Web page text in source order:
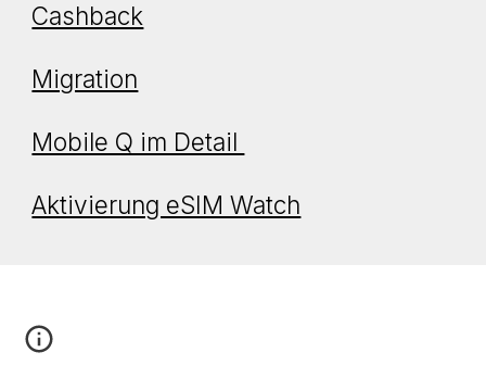
Cashback
Migration
Mobile Q im Detail
Aktivierung eSIM Watch